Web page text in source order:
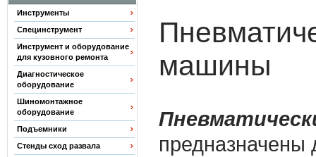
Инструменты
Специнструмент
Инструмент и оборудование
для кузовного ремонта
Диагностическое
оборудование
Шиномонтажное
оборудование
Подъемники
Стенды сход развала
машины
предназначены